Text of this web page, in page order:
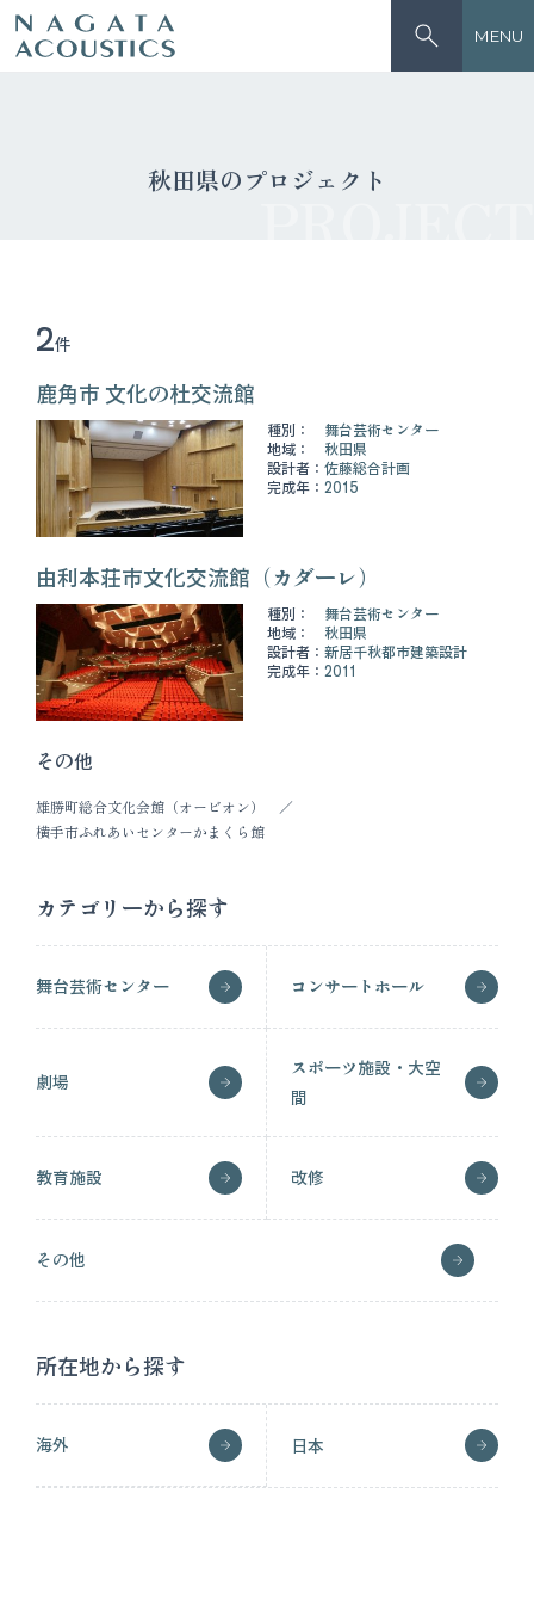
MENU
秋田県のプロジェクト
2件
鹿角市 文化の杜交流館
種別：
舞台芸術センター
地域：
秋田県
設計者： 佐藤総合計画
完成年： 2015
由利本荘市文化交流館（カダーレ）
種別：
舞台芸術センター
地域：
秋田県
設計者： 新居千秋都市建築設計
完成年： 2011
その他
雄勝町総合文化会館（オービオン）
横手市ふれあいセンターかまくら館
カテゴリーから探す
舞台芸術センター コンサートホール
劇場
スポーツ施設・大空
間
教育施設 改修
その他
所在地から探す
海外 日本